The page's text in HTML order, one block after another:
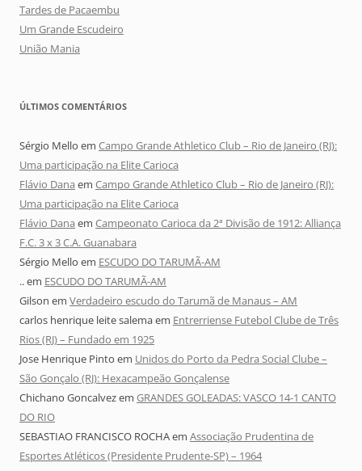
Tardes de Pacaembu
Um Grande Escudeiro
União Mania
ÚLTIMOS COMENTÁRIOS
Sérgio Mello em Campo Grande Athletico Club – Rio de Janeiro (RJ):
Uma participação na Elite Carioca
Flávio Dana em Campo Grande Athletico Club – Rio de Janeiro (RJ):
Uma participação na Elite Carioca
Flávio Dana em Campeonato Carioca da 2ª Divisão de 1912: Alliança
F.C. 3 x 3 C.A. Guanabara
Sérgio Mello em ESCUDO DO TARUMÃ-AM
..em ESCUDO DO TARUMÃ-AM
Gilson em Verdadeiro escudo do Tarumã de Manaus – AM
carlos henrique leite salemaem Entrerriense Futebol Clube de Três
Rios (RJ) – Fundado em 1925
Jose Henrique Pinto em Unidos do Porto da Pedra Social Clube –
São Gonçalo (RJ): Hexacampeão Gonçalense
Chichano Goncalvezem GRANDES GOLEADAS: VASCO 14-1 CANTO
DO RIO
SEBASTIAO FRANCISCO ROCHAem Associação Prudentina de
Esportes Atléticos (Presidente Prudente-SP) – 1964